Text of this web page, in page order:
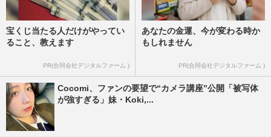
宝くじ当たる人だけがやってい
ること、教えます
PR(合同会社デジタルファーム )
あなたの金運、今が変わる時か
もしれません
PR(合同会社デジタルファーム )
Cocomi、ファンの要望で“カメラ講座”公開「被写体
が強すぎる」妹・Koki,...